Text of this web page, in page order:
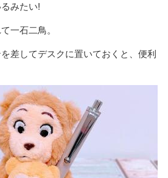
みたい!
一石二鳥。
差してデスクに置いておくと、便利